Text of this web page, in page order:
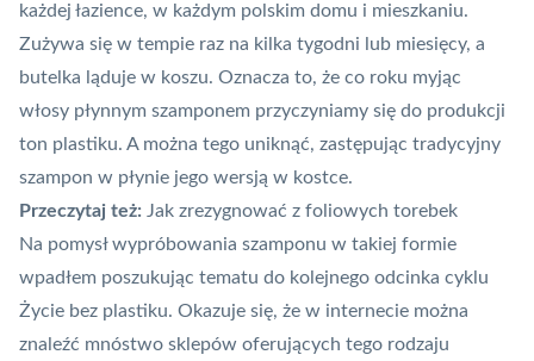
każdej łazience, w każdym polskim domu i mieszkaniu.
Zużywa się w tempie raz na kilka tygodni lub miesięcy, a
butelka ląduje w koszu. Oznacza to, że co roku myjąc
włosy płynnym szamponem przyczyniamy się do produkcji
ton plastiku. A można tego uniknąć, zastępując tradycyjny
szampon w płynie jego wersją w kostce.
Przeczytaj też: Jak zrezygnować z foliowych torebek
Na pomysł wypróbowania szamponu w takiej formie
wpadłem poszukując tematu do kolejnego odcinka cyklu
Życie bez plastiku. Okazuje się, że w internecie można
znaleźć mnóstwo sklepów oferujących tego rodzaju